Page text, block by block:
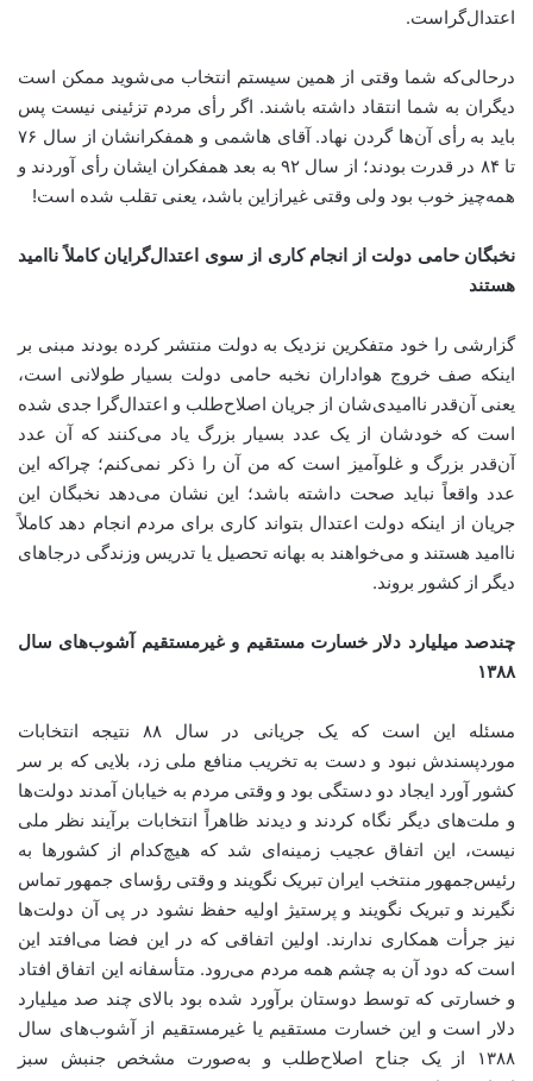
اعتدال‌گراست.
درحالی‌که شما وقتی از همین سیستم انتخاب می‌شوید ممکن است
دیگران به شما انتقاد داشته باشند. اگر رأی مردم تزئینی نیست پس
باید به رأی آن‌ها گردن نهاد. آقای هاشمی و همفکرانشان از سال ۷۶
تا ۸۴ در قدرت بودند؛ از سال ۹۲ به بعد همفکران ایشان رأی آوردند و
همه‌چیز خوب بود ولی وقتی غیرازاین باشد، یعنی تقلب شده است!
نخبگان حامی دولت از انجام کاری از سوی اعتدال‌گرایان کاملاً ناامید
هستند
گزارشی را خود متفکرین نزدیک به دولت منتشر کرده بودند مبنی بر
اینکه صف خروج هواداران نخبه حامی دولت بسیار طولانی است،
یعنی آن‌قدر ناامیدی‌شان از جریان اصلاح‌طلب و اعتدال‌گرا جدی شده
است که خودشان از یک عدد بسیار بزرگ یاد می‌کنند که آن عدد
آن‌قدر بزرگ و غلوآمیز است که من آن را ذکر نمی‌کنم؛ چراکه این
عدد واقعاً نباید صحت داشته باشد؛ این نشان می‌دهد نخبگان این
جریان از اینکه دولت اعتدال بتواند کاری برای مردم انجام دهد کاملاً
ناامید هستند و می‌خواهند به بهانه تحصیل یا تدریس وزندگی درجاهای
دیگر از کشور بروند.
چندصد میلیارد دلار خسارت مستقیم و غیرمستقیم آشوب‌های سال
۱۳۸۸
مسئله این است که یک جریانی در سال ۸۸ نتیجه انتخابات
موردپسندش نبود و دست به تخریب منافع ملی زد، بلایی که بر سر
کشور آورد ایجاد دو دستگی بود و وقتی مردم به خیابان آمدند دولت‌ها
و ملت‌های دیگر نگاه کردند و دیدند ظاهراً انتخابات برآیند نظر ملی
نیست، این اتفاق عجیب زمینه‌ای شد که هیچ‌کدام از کشورها به
رئیس‌جمهور منتخب ایران تبریک نگویند و وقتی رؤسای جمهور تماس
نگیرند و تبریک نگویند و پرستیژ اولیه حفظ نشود در پی آن دولت‌ها
نیز جرأت همکاری ندارند. اولین اتفاقی که در این فضا می‌افتد این
است که دود آن به چشم همه مردم می‌رود. متأسفانه این اتفاق افتاد
و خسارتی که توسط دوستان برآورد شده بود بالای چند صد میلیارد
دلار است و این خسارت مستقیم یا غیرمستقیم از آشوب‌های سال
۱۳۸۸ از یک جناح اصلاح‌طلب و به‌صورت مشخص جنبش سبز